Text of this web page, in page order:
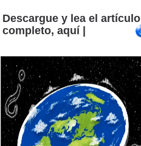
Descargue y lea el artículo
completo, aquí |